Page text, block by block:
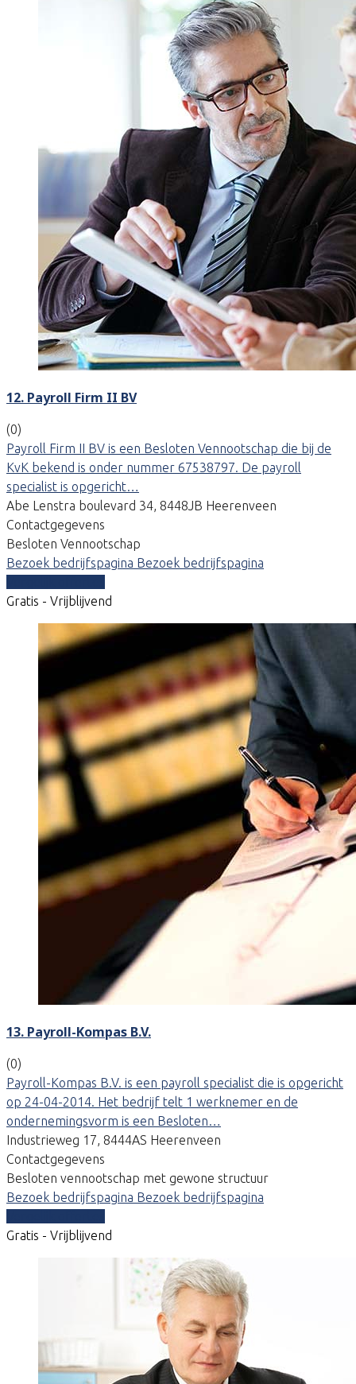
12. Payroll Firm II BV
(0)
Payroll Firm II BV is een Besloten Vennootschap die bij de
KvK bekend is onder nummer 67538797. De payroll
specialist is opgericht…
Abe Lenstra boulevard 34, 8448JB Heerenveen
Contactgegevens
Besloten Vennootschap
Bezoek bedrijfspagina Bezoek bedrijfspagina
Gratis - Vrijblijvend
13. Payroll-Kompas B.V.
(0)
Payroll-Kompas B.V. is een payroll specialist die is opgericht
op 24-04-2014. Het bedrijf telt 1 werknemer en de
ondernemingsvorm is een Besloten…
Industrieweg 17, 8444AS Heerenveen
Contactgegevens
Besloten vennootschap met gewone structuur
Bezoek bedrijfspagina Bezoek bedrijfspagina
Gratis - Vrijblijvend